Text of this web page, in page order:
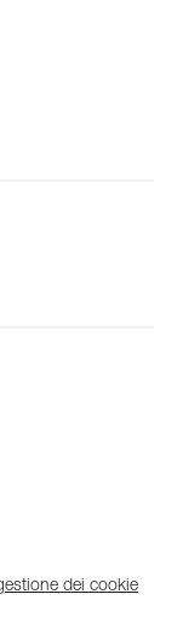
dei cookie